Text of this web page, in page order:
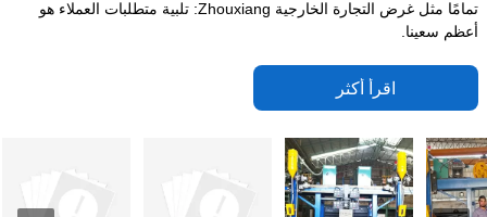
تمامًا مثل غرض التجارة الخارجية Zhouxiang: تلبية متطلبات العملاء هو
أعظم سعينا.
اقرأ أكثر